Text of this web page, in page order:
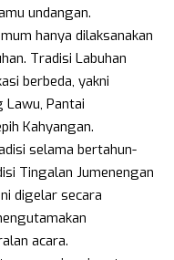
undangan.
hanya dilaksanakan
Tradisi Labuhan
berbeda, yakni
Lawu, Pantai
Kahyangan.
selama bertahun-
Tingalan Jumenengan
digelar secara
acara.